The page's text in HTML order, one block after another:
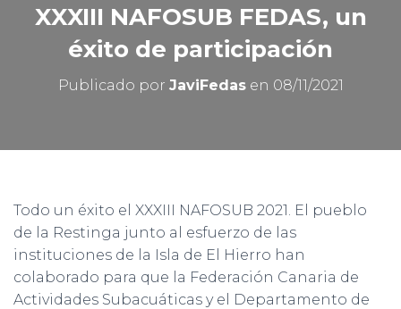
XXXIII NAFOSUB FEDAS, un
éxito de participación
Publicado por JaviFedasen 08/11/2021
Todo un éxito el XXXIII NAFOSUB 2021. El pueblo
de la Restinga junto al esfuerzo de las
instituciones de la Isla de El Hierro han
colaborado para que la Federación Canaria de
Actividades Subacuáticas y el Departamento de